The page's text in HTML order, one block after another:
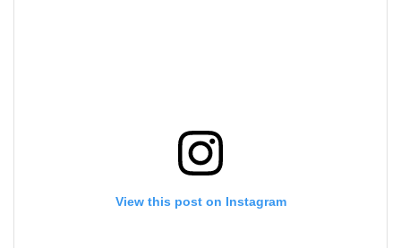
View this post on Instagram